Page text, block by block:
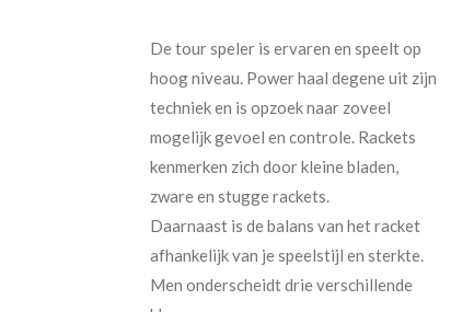
De tour speler is ervaren en speelt op
hoog niveau. Power haal degene uit zijn
techniek en is opzoek naar zoveel
mogelijk gevoel en controle. Rackets
kenmerken zich door kleine bladen,
zware en stugge rackets.
Daarnaast is de balans van het racket
afhankelijk van je speelstijl en sterkte.
Men onderscheidt drie verschillende